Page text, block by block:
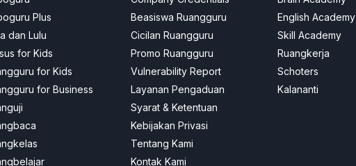
Plus
dan Lulu
for Kids
for Kids
for Business
Beasiswa Ruangguru
Cicilan Ruangguru
Promo Ruangguru
Vulnerability Report
Layanan Pengaduan
Syarat & Ketentuan
Kebijakan Privasi
Tentang Kami
Kontak Kami
English Academy
Skill Academy
Ruangkerja
Schoters
Kalananti